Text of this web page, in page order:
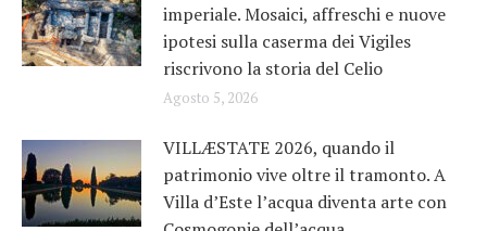
imperiale. Mosaici, affreschi e nuove
ipotesi sulla caserma dei Vigiles
riscrivono la storia del Celio
Agosto 5, 2026
VILLÆSTATE 2026, quando il
patrimonio vive oltre il tramonto. A
Villa d’Este l’acqua diventa arte con